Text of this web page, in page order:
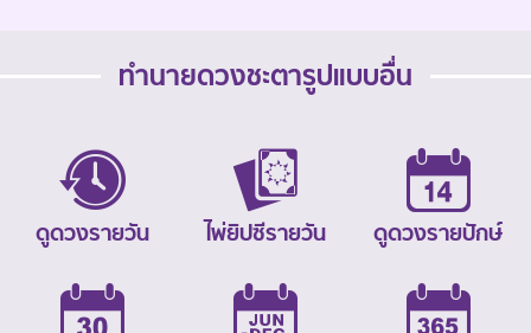
ทำนายดวงชะตารูปแบบอื่น
ดูดวงรายวัน ไพ่ยิปซีรายวัน ดูดวงรายปักษ์